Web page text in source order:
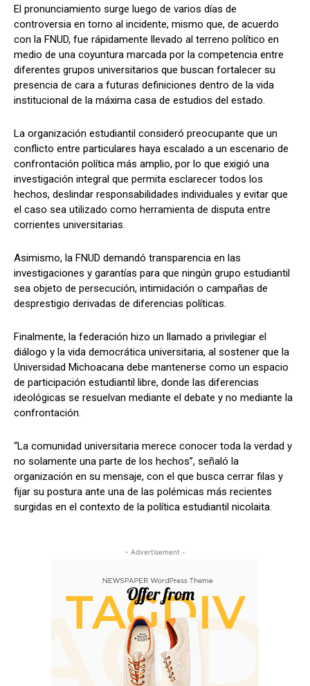
El pronunciamiento surge luego de varios días de
controversia en torno al incidente, mismo que, de acuerdo
con la FNUD, fue rápidamente llevado al terreno político en
medio de una coyuntura marcada por la competencia entre
diferentes grupos universitarios que buscan fortalecer su
presencia de cara a futuras definiciones dentro de la vida
institucional de la máxima casa de estudios del estado.
La organización estudiantil consideró preocupante que un
conflicto entre particulares haya escalado a un escenario de
confrontación política más amplio, por lo que exigió una
investigación integral que permita esclarecer todos los
hechos, deslindar responsabilidades individuales y evitar que
el caso sea utilizado como herramienta de disputa entre
corrientes universitarias.
Asimismo, la FNUD demandó transparencia en las
investigaciones y garantías para que ningún grupo estudiantil
sea objeto de persecución, intimidación o campañas de
desprestigio derivadas de diferencias políticas.
Finalmente, la federación hizo un llamado a privilegiar el
diálogo y la vida democrática universitaria, al sostener que la
Universidad Michoacana debe mantenerse como un espacio
de participación estudiantil libre, donde las diferencias
ideológicas se resuelvan mediante el debate y no mediante la
confrontación.
“La comunidad universitaria merece conocer toda la verdad y
no solamente una parte de los hechos”, señaló la
organización en su mensaje, con el que busca cerrar filas y
fijar su postura ante una de las polémicas más recientes
surgidas en el contexto de la política estudiantil nicolaita.
- Advertisement -